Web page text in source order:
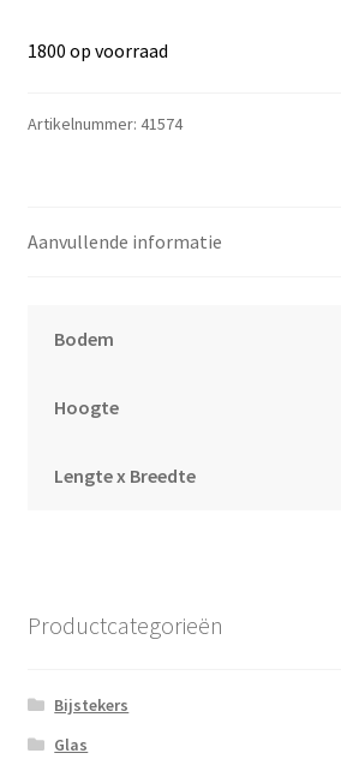
1800 op voorraad
Artikelnummer: 41574
Aanvullende informatie
Bodem
Hoogte
Lengte x Breedte
Productcategorieën
Bijstekers
Glas